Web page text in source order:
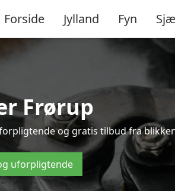
Forside Jylland Fyn
Frørup
og gratis tilbud fra
uforpligtende